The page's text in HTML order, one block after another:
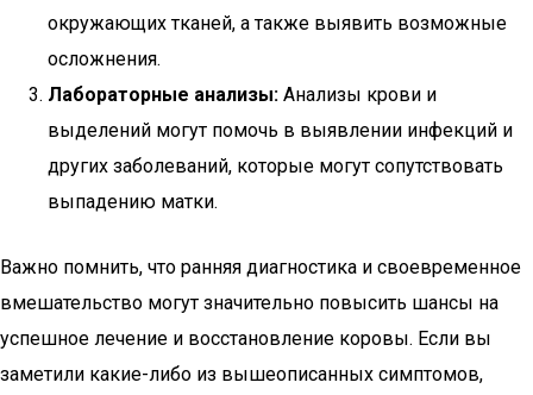
окружающих тканей, а также выявить возможные
осложнения.
Лабораторные анализы: Анализы крови и
выделений могут помочь в выявлении инфекций и
других заболеваний, которые могут сопутствовать
выпадению матки.
Важно помнить, что ранняя диагностика и своевременное
вмешательство могут значительно повысить шансы на
успешное лечение и восстановление коровы. Если вы
заметили какие-либо из вышеописанных симптомов,